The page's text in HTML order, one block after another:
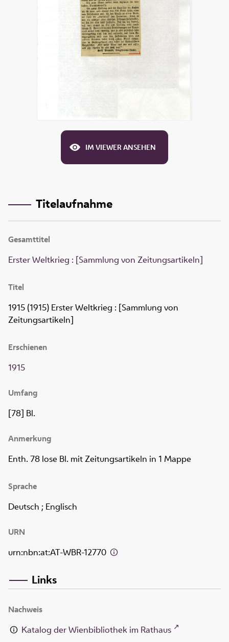
IM VIEWER ANSEHEN
Titelaufnahme
Gesamttitel
Erster Weltkrieg : [Sammlung von Zeitungsartikeln]
Titel
1915 (1915) Erster Weltkrieg : [Sammlung von
Zeitungsartikeln]
Erschienen
1915
Umfang
[78] Bl.
Anmerkung
Enth. 78 lose Bl. mit Zeitungsartikeln in 1 Mappe
Sprache
Deutsch ; Englisch
URN
urn:nbn:at:AT-WBR-12770
Links
Nachweis
Katalog der Wienbibliothek im Rathaus